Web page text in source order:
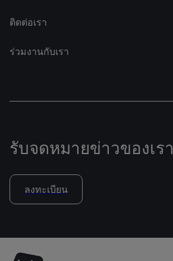
ติดต่อเรา
ร่วมงานกับเรา
รับจดหมายข่าวของเรา
ลงทะเบียน